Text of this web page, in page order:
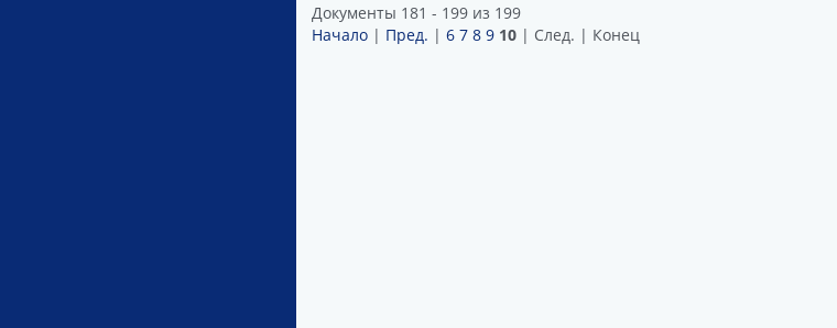
Документы 181 - 199 из 199
Начало| Пред. | 6 7 8 9 10| След. | Конец